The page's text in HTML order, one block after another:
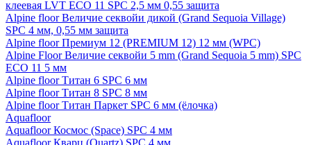
клеевая LVT ECO 11 SPC 2,5 мм 0,55 защита
Alpine floor Величие секвойи дикой (Grand Sequoia Village)
SPC 4 мм, 0,55 мм защита
Alpine floor Премиум 12 (PREMIUM 12) 12 мм (WPC)
Alpine Floor Величие секвойи 5 mm (Grand Sequoia 5 mm) SPC
ECO 11 5 мм
Alpine floor Титан 6 SPC 6 мм
Alpine floor Титан 8 SPC 8 мм
Alpine floor Титан Паркет SPC 6 мм (ёлочка)
Aquafloor
Aquafloor Космос (Space) SPC 4 мм
Aquafloor Кварц (Quartz) SPC 4 мм